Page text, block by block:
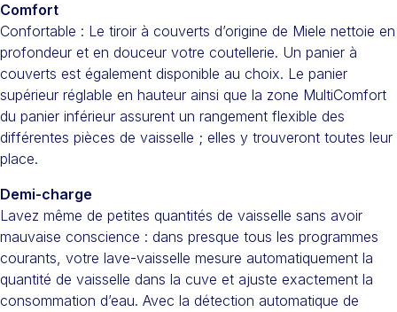
Comfort
Confortable : Le tiroir à couverts d’origine de Miele nettoie en
profondeur et en douceur votre coutellerie. Un panier à
couverts est également disponible au choix. Le panier
supérieur réglable en hauteur ainsi que la zone MultiComfort
du panier inférieur assurent un rangement flexible des
différentes pièces de vaisselle ; elles y trouveront toutes leur
place.
Demi-charge
Lavez même de petites quantités de vaisselle sans avoir
mauvaise conscience : dans presque tous les programmes
courants, votre lave-vaisselle mesure automatiquement la
quantité de vaisselle dans la cuve et ajuste exactement la
consommation d’eau. Avec la détection automatique de